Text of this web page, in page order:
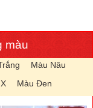
màu
Màu Nâu
Màu Đen